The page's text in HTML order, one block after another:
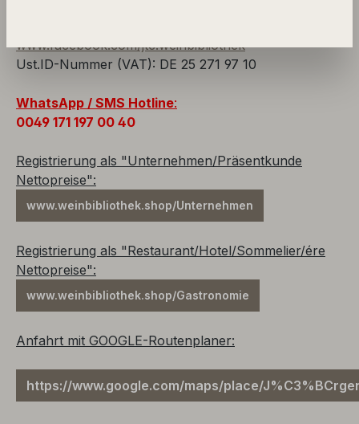
www.facebook.com/jtc.weinbibliothek
Ust.ID-Nummer (VAT): DE 25 271 97 10
WhatsApp / SMS Hotline:
0049 171 197 00 40
Registrierung als "Unternehmen/Präsentkunde
Nettopreise":
www.weinbibliothek.shop/Unternehmen
Registrierung als "Restaurant/Hotel/Sommelier/ére
Nettopreise":
www.weinbibliothek.shop/Gastronomie
Anfahrt mit GOOGLE-Routenplaner:
https://www.google.com/maps/place/